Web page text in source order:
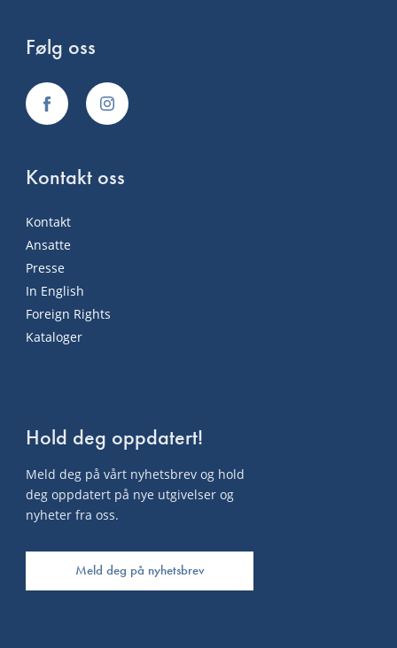
Følg oss
Kontakt oss
Kontakt
Ansatte
Presse
In English
Foreign Rights
Kataloger
Hold deg oppdatert!
Meld deg på vårt nyhetsbrev og hold
deg oppdatert på nye utgivelser og
nyheter fra oss.
Meld deg på nyhetsbrev